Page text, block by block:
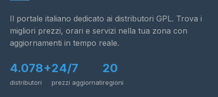
Il portale italiano dedicato ai distributori GPL. Trova i
migliori prezzi, orari e servizi nella tua zona con
aggiornamenti in tempo reale.
4.078+
distributori
24/7
prezzi aggiornati
20
regioni